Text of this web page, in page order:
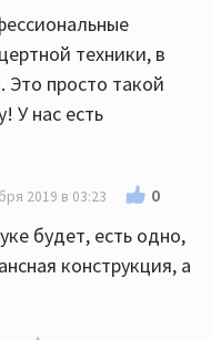
техники, в
просто такой
У нас есть
2019 в 03:23 0
будет, есть одно,
конструкция, а